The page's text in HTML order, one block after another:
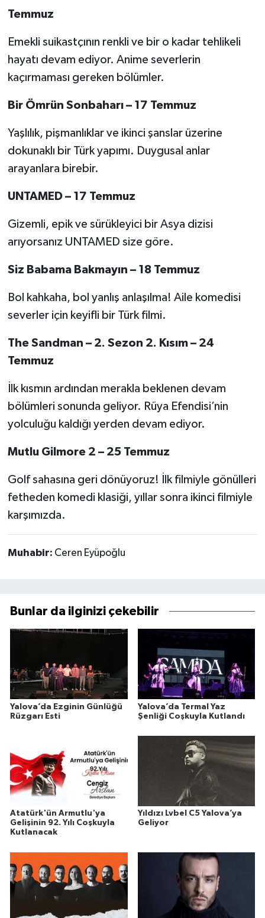
Temmuz
Emekli suikastçının renkli ve bir o kadar tehlikeli
hayatı devam ediyor. Anime severlerin
kaçırmaması gereken bölümler.
Bir Ömrün Sonbaharı – 17 Temmuz
Yaşlılık, pişmanlıklar ve ikinci şanslar üzerine
dokunaklı bir Türk yapımı. Duygusal anlar
arayanlara birebir.
UNTAMED – 17 Temmuz
Gizemli, epik ve sürükleyici bir Asya dizisi
arıyorsanız UNTAMED size göre.
Siz Babama Bakmayın – 18 Temmuz
Bol kahkaha, bol yanlış anlaşılma! Aile komedisi
severler için keyifli bir Türk filmi.
The Sandman – 2. Sezon 2. Kısım – 24
Temmuz
İlk kısmın ardından merakla beklenen devam
bölümleri sonunda geliyor. Rüya Efendisi’nin
yolculuğu kaldığı yerden devam ediyor.
Mutlu Gilmore 2 – 25 Temmuz
Golf sahasına geri dönüyoruz! İlk filmiyle gönülleri
fetheden komedi klasiği, yıllar sonra ikinci filmiyle
karşımızda.
Muhabir: Ceren Eyüpoğlu
Bunlar da ilginizi çekebilir
Yalova’da Ezginin Günlüğü
Rüzgarı Esti
Yalova’da Termal Yaz
Şenliği Coşkuyla Kutlandı
Atatürk'ün Armutlu'ya
Gelişinin 92. Yılı Coşkuyla
Kutlanacak
Yıldızı Lvbel C5 Yalova’ya
Geliyor